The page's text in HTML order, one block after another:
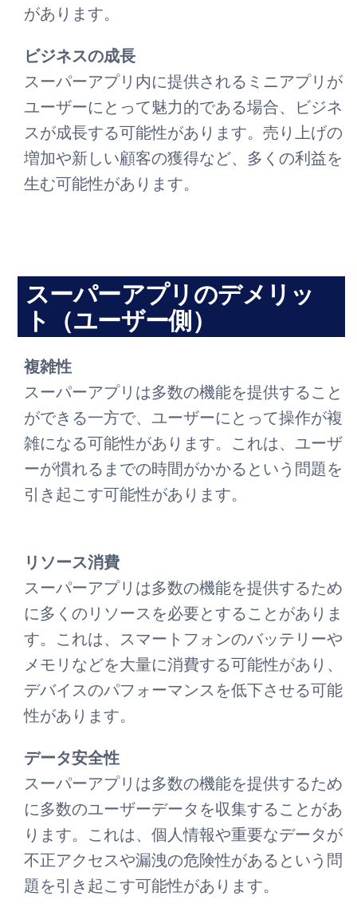
があります。
ビジネスの成長
スーパーアプリ内に提供されるミニアプリが
ユーザーにとって魅力的である場合、ビジネ
スが成長する可能性があります。売り上げの
増加や新しい顧客の獲得など、多くの利益を
生む可能性があります。
スーパーアプリのデメリッ
ト（ユーザー側）
複雑性
スーパーアプリは多数の機能を提供すること
ができる一方で、ユーザーにとって操作が複
雑になる可能性があります。これは、ユーザ
ーが慣れるまでの時間がかかるという問題を
引き起こす可能性があります。
リソース消費
スーパーアプリは多数の機能を提供するため
に多くのリソースを必要とすることがありま
す。これは、スマートフォンのバッテリーや
メモリなどを大量に消費する可能性があり、
デバイスのパフォーマンスを低下させる可能
性があります。
データ安全性
スーパーアプリは多数の機能を提供するため
に多数のユーザーデータを収集することがあ
ります。これは、個人情報や重要なデータが
不正アクセスや漏洩の危険性があるという問
題を引き起こす可能性があります。